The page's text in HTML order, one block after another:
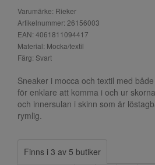
Varumärke: Rieker
Artikelnummer: 26156003
EAN: 4061811094417
Material: Mocka/textil
Färg: Svart
Sneaker i mocca och textil med
för enklare att komma i och ur
och innersulan i skinn som är
rymlig.
Finns i 3 av 5 butiker